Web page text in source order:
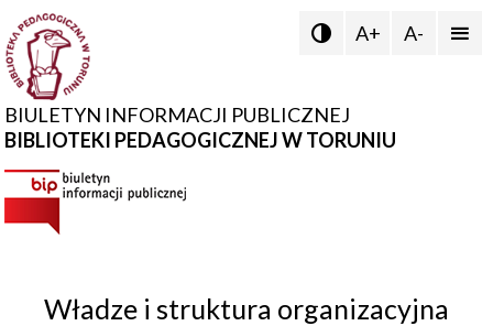
BIULETYN INFORMACJI PUBLICZNEJ
BIBLIOTEKI PEDAGOGICZNEJ W TORUNIU
 A+ A- 
Władze i struktura organizacyjna